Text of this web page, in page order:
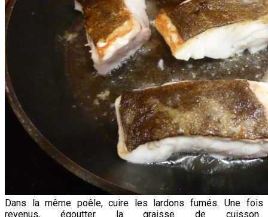
Dans la même poêle, cuire les lardons fumés. Une fois
revenus, égoutter la graisse de cuisson.